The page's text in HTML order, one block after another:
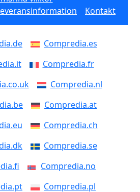
Kontakt
Compredia.es
Compredia.fr
Compredia.nl
Compredia.at
Compredia.ch
Compredia.se
Compredia.no
Compredia.pl